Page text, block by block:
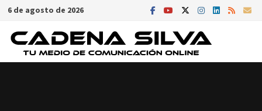
Saltar
contenido
6 de agosto de 2026